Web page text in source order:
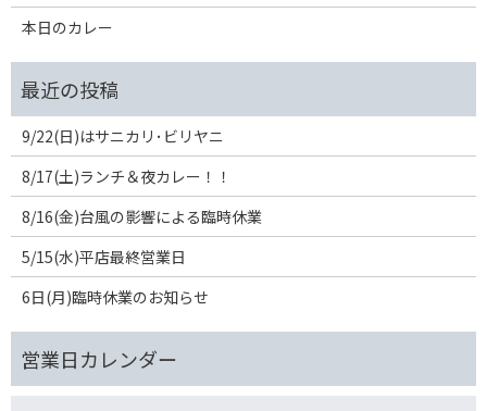
本日のカレー
9/22(日)はサニカリ･ビリヤニ
8/17(土)ランチ＆夜カレー！！
8/16(金)台風の影響による臨時休業
5/15(水)平店最終営業日
6日(月)臨時休業のお知らせ